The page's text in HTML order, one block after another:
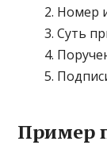
Номер
Суть
Пример